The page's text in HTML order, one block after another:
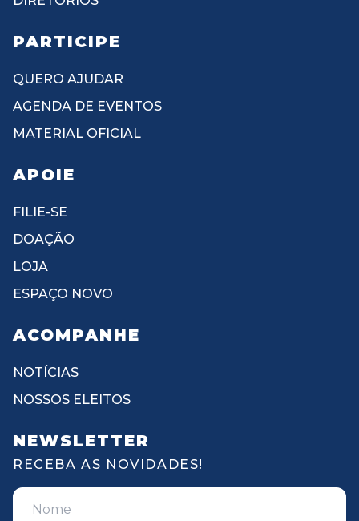
PARTICIPE
QUERO AJUDAR
AGENDA DE EVENTOS
MATERIAL OFICIAL
APOIE
FILIE-SE
DOAÇÃO
LOJA
ESPAÇO NOVO
ACOMPANHE
NOTÍCIAS
NOSSOS ELEITOS
NEWSLETTER
RECEBA AS NOVIDADES!